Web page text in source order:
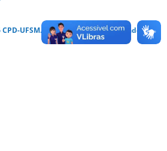
UFSM. Todos os direitos reservados.